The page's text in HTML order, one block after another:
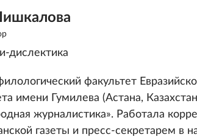
дислектика
факультет
имени Гумилева (Астана,
журналистика». Работала
газеты и пресс-секретарем в